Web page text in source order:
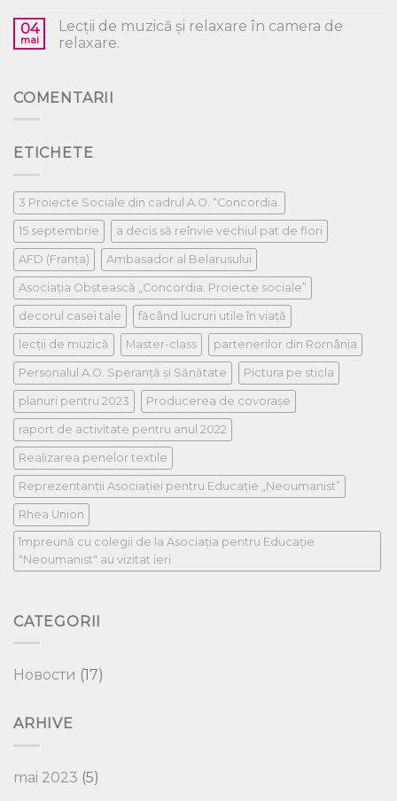
04
mai
Lecții de muzică și relaxare în camera de
relaxare.
COMENTARII
ETICHETE
3 Proiecte Sociale din cadrul A.O. “Concordia.
15 septembrie a decis să reînvie vechiul pat de flori
AFD (Franța) Ambasador al Belarusului
Asociația Obștească „Concordia. Proiecte sociale”
decorul casei tale făcând lucruri utile în viață
lecții de muzică Master-class partenerilor din România
Personalul A.O. Speranță și Sănătate Pictura pe sticla
planuri pentru 2023 Producerea de covorașe
raport de activitate pentru anul 2022
Realizarea penelor textile
Reprezentanții Asociației pentru Educație „Neoumanist”
Rhea Union
împreună cu colegii de la Asociaţia pentru Educaţie
"Neoumanist" au vizitat ieri
CATEGORII
Новости (17)
ARHIVE
mai 2023 (5)